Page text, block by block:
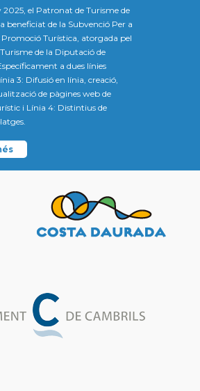
el Patronat de Turisme de
beneficiat de la Subvenció Per a
Turística, atorgada pel
de la Diputació de
a dues línies
3: Difusió en línia, creació,
de pàgines web de
i Línia 4: Distintius de